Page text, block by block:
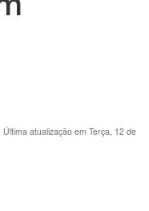
Última atualização em Terça, 12 de